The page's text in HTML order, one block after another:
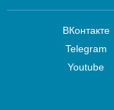
ВКонтакте
Telegram
Youtube